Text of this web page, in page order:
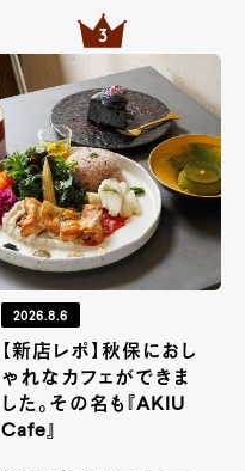
2026.8.6
【新店レポ】秋保におし
ゃれなカフェができま
した。その名も『AKIU
Cafe』